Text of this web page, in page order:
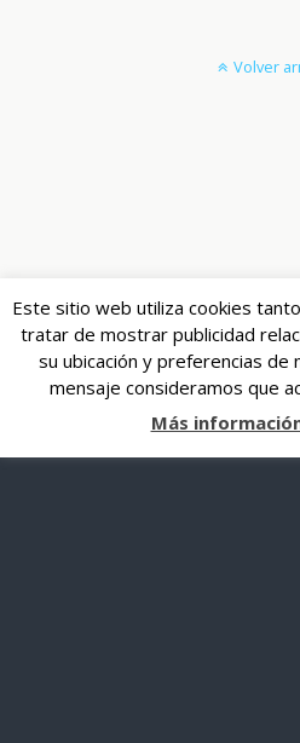
Este sitio web utiliza cookies
tratar de mostrar publicidad
su ubicación y preferencias de
mensaje consideramos que
Más
Volver